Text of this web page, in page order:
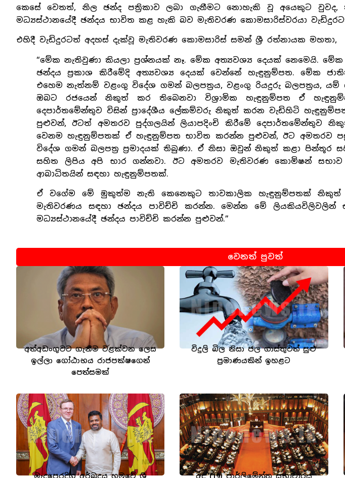
කෙසේ වෙතත්, නිල ඡන්ද පත්‍රිකාව ලබා ගැනීමට නොහැකි වූ අයෙකුට
මධ්‍යස්ථානයේදී ඡන්දය භාවිත කළ හැකි බව මැතිවරණ කොමසාරිස්වරයා
එහිදී වැඩිදුරටත් අදහස් දැක්වූ මැතිවරණ කොමසාරිස් සමන් ශ්‍රී රත්නායක මහතා,
“මේක නැතිවුණා කියලා ප්‍රශ්නයක් නෑ. මේක අත්‍යවශ්‍ය දෙයක් නෙමෙයි.
ඡන්දය ප්‍රකාශ කිරීමේදි අත්‍යවශ්‍ය දෙයක් වෙන්නේ හැඳුනුම්පත. මේක
එහෙම නැත්නම් වළංගු විදේශ ගමන් බලපත්‍රය, වළංගු රියදුරු බලපත්‍රය,
ඔබට රජයෙන් නිකුත් කර තිබෙනවා විශ්‍රාමික හැඳුනුම්පත ඒ
දෙපාර්තමේන්තුව විසින් ප්‍රාදේශීය ලේකම්වරු නිකුත් කරන වැඩිහිටි
පුළුවන්, ඊටත් අමතරව පුද්ගලයින් ලියාපදිංචි කිරීමේ දෙපාර්තමේන්තුව
වෙනම හැඳුනුම්පතක් ඒ හැඳුනුම්පත භාවිත කරන්න පුළුවන්, ඊට අමතරව
විදේශ ගමන් බලපත්‍ර ප්‍රමාදයක් තිබුණා. ඒ නිසා ඔවුන් නිකුත් කළා
සහිත ලිපිය අපි භාර ගන්නවා. ඊට අමතරව මැතිවරණ කොමිෂන්
ආබාධිතයින් සඳහා හැඳුනුම්පතක්.
ඒ වගේම මේ මුකුත්ම නැති කෙනෙකුට තාවකාලික හැඳුනුම්පතක් නිකුත්
මැතිවරණය සඳහා ඡන්දය පාවිච්චි කරන්න. මෙන්න මේ
මධ්‍යස්ථානයේදී ඡන්දය පාවිච්චි කරන්න පුළුවන්.”
වෙනත් පුවත්
අත්අඩංගුවට ගැනීම වළක්වන ලෙස
ඉල්ලා ගෝඨාභය රාජපක්ෂගෙන්
පෙත්සමක්
විදුලි බිල නිසා ජල ගාස්තුවත් සුළු
ප්‍රමාණයකින් ඉහළට
මැදපෙරදිග අර්බුදය හමුවේ ශ්‍රී අද (19) පාර්ලිමේන්තු සභාවාරය